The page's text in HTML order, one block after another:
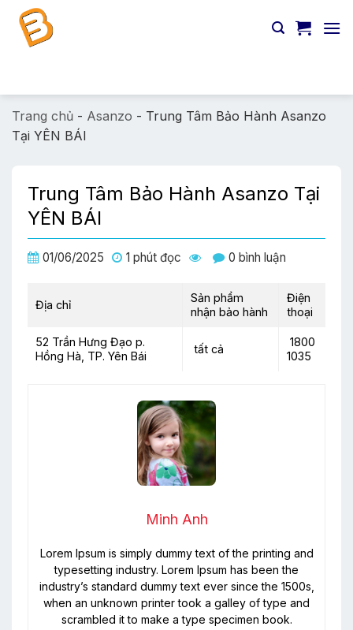
Chuyển
đến
Trang chủ - Asanzo - Trung Tâm Bảo Hành Asanzo
Tại YÊN BÁI
Trung Tâm Bảo Hành Asanzo Tại
YÊN BÁI
01/06/2025 1 phút đọc 0 bình luận
Địa chỉ
Sản phẩm
nhận bảo hành
Điện
thoại
52 Trần Hưng Đạo p.
Hồng Hà, TP. Yên Bái
tất cả
1800
1035
Minh Anh
Lorem Ipsum is simply dummy text of the printing and
typesetting industry. Lorem Ipsum has been the
industry’s standard dummy text ever since the 1500s,
when an unknown printer took a galley of type and
scrambled it to make a type specimen book.